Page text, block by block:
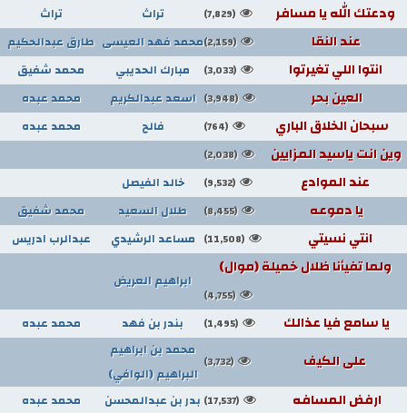
ودعتك الله يا مسافر (7,829) تراث تراث
عند النقا (2,159) محمد فهد العيسى طارق عبدالحكيم
انتوا اللي تغيرتوا (3,033) مبارك الحديبي محمد شفيق
العين بحر (3,948) اسعد عبدالكريم محمد عبده
سبحان الخلاق الباري (764) فالح محمد عبده
وين انت ياسيد المزايين (2,038)
عند الموادع (9,532) خالد الفيصل
يا دموعه (8,455) طلال السعيد محمد شفيق
انتي نسيتي (11,508) مساعد الرشيدي عبدالرب ادريس
ولما تفيأنا ظلال خميلة (موال)
(4,755)
ابراهيم العريض
يا سامع فيا عذالك (1,495) بندر بن فهد محمد عبده
على الكيف (3,732)
محمد بن ابراهيم
البراهيم (الوافي)
ارفض المسافه (17,537) بدر بن عبدالمحسن محمد عبده